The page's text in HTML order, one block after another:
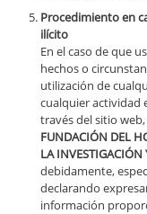
Procedimiento en
ilícito
En el caso de que
hechos o
utilización de
cualquier actividad
través del sitio
FUNDACIÓN DEL
LA INVESTIGACIÓN
debidamente,
declarando
información